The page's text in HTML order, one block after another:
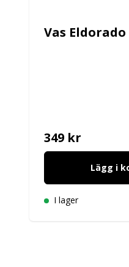
Vas
349 kr
Lägg i
I lager